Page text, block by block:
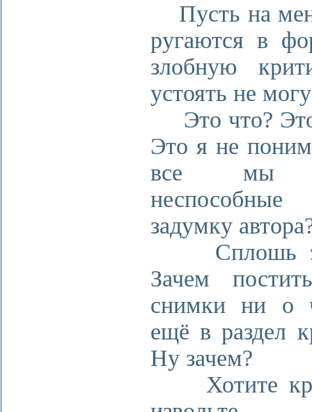
Пусть на
ругаются в
злобную
устоять не
Это что?
Это я не
все мы
неспособные
задумку
Сплошь
Зачем
снимки ни о
ещё в раздел
Ну зачем?
Хотите